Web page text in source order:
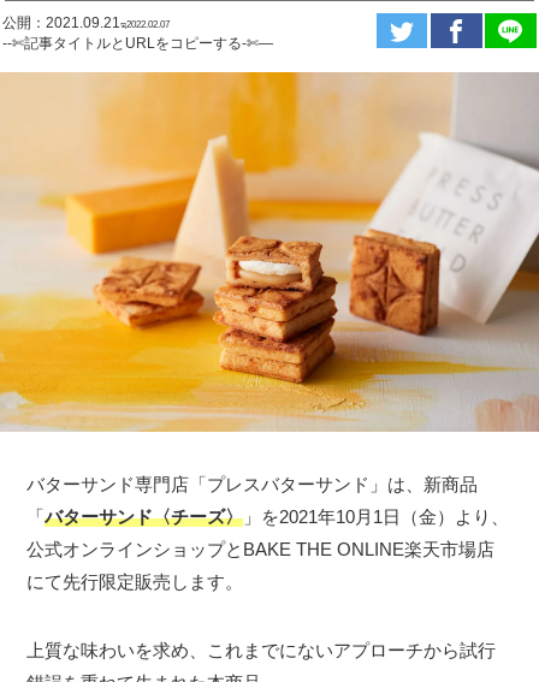
公開：2021.09.21ಇ2022.02.07
--✄記事タイトルとURLをコピーする-✄—
バターサンド専門店「プレスバターサンド」は、新商品
「バターサンド〈チーズ〉 」を2021年10月1日（金）より、
公式オンラインショップとBAKE THE ONLINE楽天市場店
にて先行限定販売します。
上質な味わいを求め、これまでにないアプローチから試行